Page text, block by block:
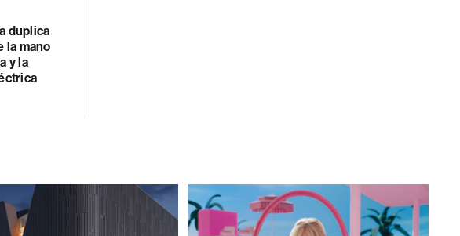
duplica
la mano
y la